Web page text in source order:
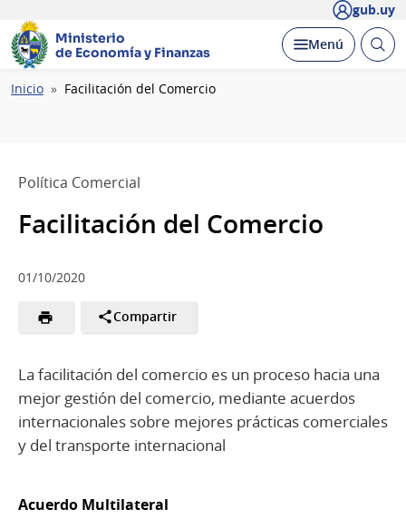
gub.uy
Ministerio
de Economía y Finanzas
Desplegar
Menú Abrir
Ruta
Inicio Facilitación del Comercio
Política Comercial
Facilitación del Comercio
01/10/2020
Compartir
La facilitación del comercio es un proceso hacia una
mejor gestión del comercio, mediante acuerdos
internacionales sobre mejores prácticas comerciales
y del transporte internacional
Acuerdo Multilateral